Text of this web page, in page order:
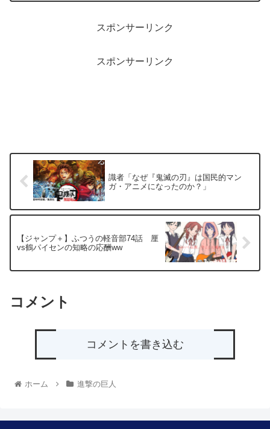
スポンサーリンク
スポンサーリンク
識者「なぜ『鬼滅の刃』は国民的マン
ガ・アニメになったのか？」
【ジャンプ＋】ふつうの軽音部74話 厘
vs鶴パイセンの知略の応酬ww
コメント
コメントを書き込む
ホーム 進撃の巨人